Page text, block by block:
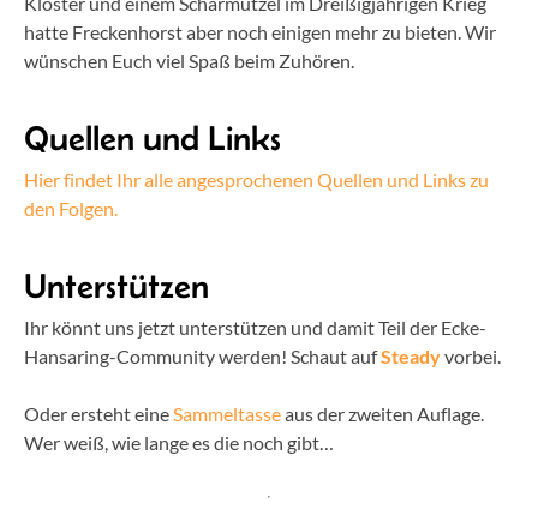
hatte Freckenhorst aber noch einigen mehr zu bieten. Wir
wünschen Euch viel Spaß beim Zuhören.
Quellen und Links
Hier findet Ihr alle angesprochenen Quellen und Links zu
den Folgen.
Unterstützen
Ihr könnt uns jetzt unterstützen und damit Teil der Ecke-
Hansaring-Community werden! Schaut aufSteadyvorbei.
Oder ersteht eineSammeltasseaus der zweiten Auflage.
Wer weiß, wie lange es die noch gibt…